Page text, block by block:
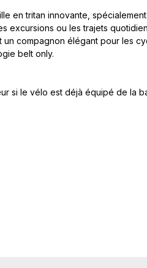
en tritan innovante,
ou les trajets
compagnon élégant pour les
belt only.
si le vélo est déjà équipé de la